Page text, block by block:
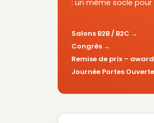
: un même socle
Salons B2B / B2C
Congrès
Remise de prix –
Journée Portes